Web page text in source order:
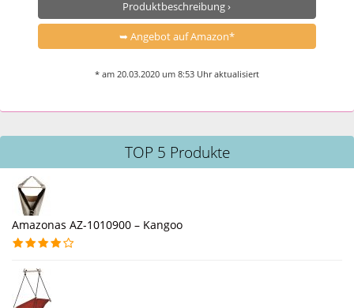
Produktbeschreibung ›
➥ Angebot auf Amazon*
* am 20.03.2020 um 8:53 Uhr aktualisiert
TOP 5 Produkte
Amazonas AZ-1010900 – Kangoo